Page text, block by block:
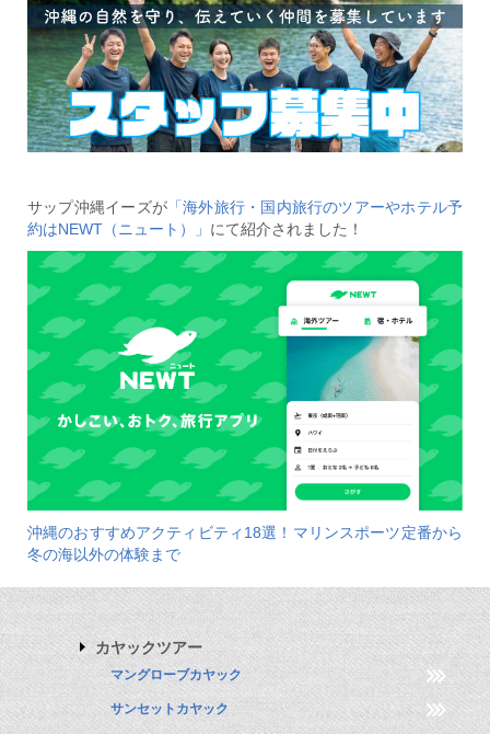
サップ沖縄イーズが 「海外旅行・国内旅行のツアーやホテル予
約はNEWT（ニュート）」 にて紹介されました！
沖縄のおすすめアクティビティ18選！マリンスポーツ定番から
冬の海以外の体験まで
カヤックツアー
マングローブカヤック
サンセットカヤック